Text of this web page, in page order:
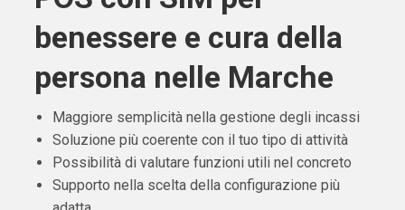
benessere e cura della
persona nelle Marche
Maggiore semplicità nella gestione degli incassi
Soluzione più coerente con il tuo tipo di attività
Possibilità di valutare funzioni utili nel concreto
Supporto nella scelta della configurazione più